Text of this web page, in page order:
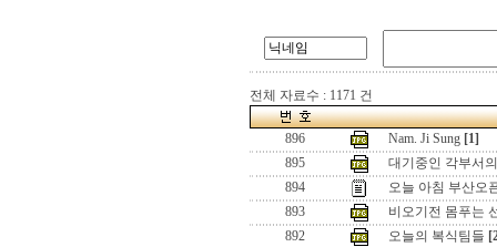
전체 자료수 : 1171 건
896 Nam. Ji Sung [1]
895
대기중인 각부서
894
오늘 아침 부산오
893
비오기전 몸푸는
892
오늘의 복식팀들